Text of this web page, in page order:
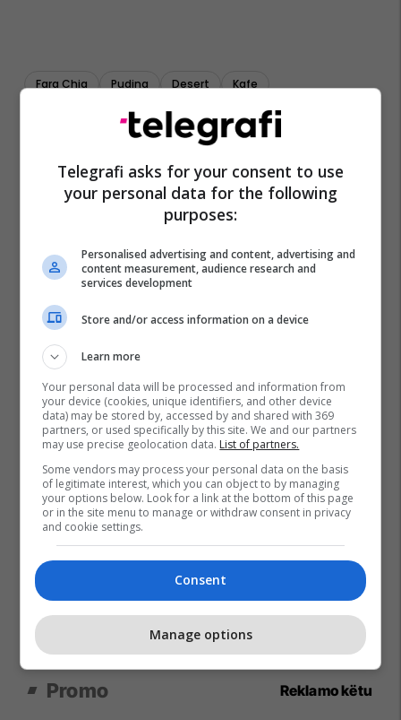
Fara Chia Puding Desert Kafe
Promo Reklamo këtu
Telegrafi asks for your consent to use
your personal data for the following
purposes:
Personalised advertising and content, advertising and
content measurement, audience research and
services development
Store and/or access information on a device
Learn more
Your personal data will be processed and information from
your device (cookies, unique identifiers, and other device
data) may be stored by, accessed by and shared with 369
partners, or used specifically by this site. We and our partners
may use precise geolocation data. List of partners.
Some vendors may process your personal data on the basis
of legitimate interest, which you can object to by managing
your options below. Look for a link at the bottom of this page
or in the site menu to manage or withdraw consent in privacy
and cookie settings.
Consent
Manage options